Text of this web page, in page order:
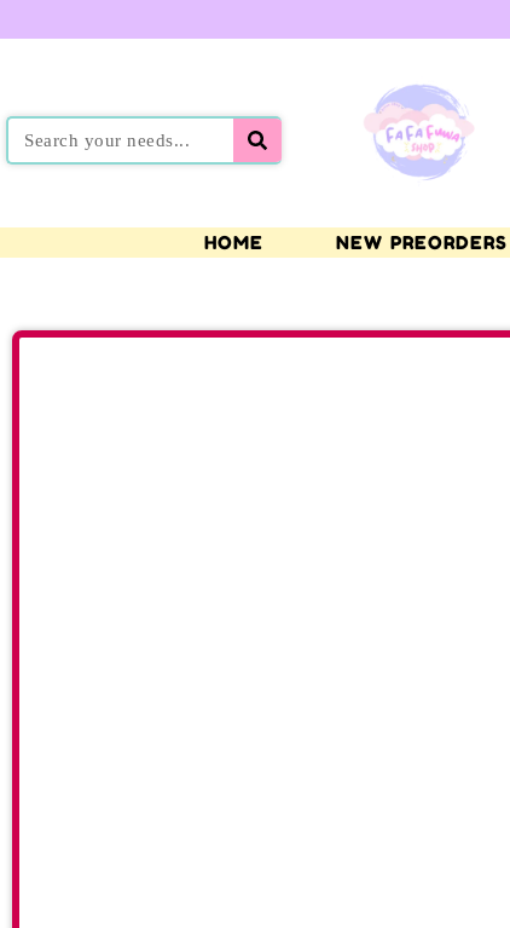
HOME NEW PREORDERS